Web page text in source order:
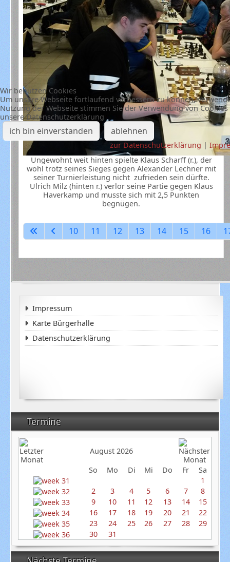
Termine
August 2026
So
Mo Di Mi Do Fr
Sa
1
2
3 4 5 6 7
8
9
10 11 12 13 14
15
16
17 18 19 20 21
22
23
24 25 26 27 28
29
30
31
Ungewohnt weit hinten spielte Klaus Scharff (r.), der
wohl trotz seines Sieges gegen Alexander Lechner mit
seiner Turnierleistung nicht zufrieden sein dürfte.
Ulrich Milz (hinten r.) verlor seine Partie gegen Klaus
Haverkamp und musste sich mit 2,5 Punkten
begnügen.
10 11 12 13 14 15 16
Impressum
Karte Bürgerhalle
Datenschutzerklärung
Wir benutzen Cookies
Um unsere Webseite fortlaufend verbessern zu können,
Nutzung der Webseite stimmen Sie der Verwendung von
unsere Datenschutzerklärung
ich bin einverstanden ablehnen
zur Datenschutzerklärung |